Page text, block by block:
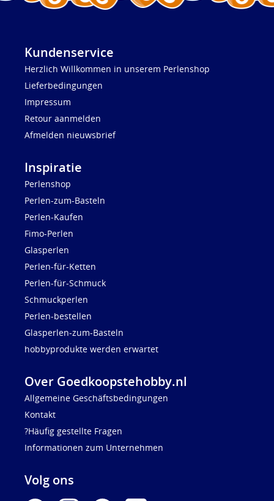
Kundenservice
Herzlich Willkommen in unserem Perlenshop
Lieferbedingungen
Impressum
Retour aanmelden
Afmelden nieuwsbrief
Inspiratie
Perlenshop
Perlen-zum-Basteln
Perlen-Kaufen
Fimo-Perlen
Glasperlen
Perlen-für-Ketten
Perlen-für-Schmuck
Schmuckperlen
Perlen-bestellen
Glasperlen-zum-Basteln
hobbyprodukte werden erwartet
Over Goedkoopstehobby.nl
Allgemeine Geschäftsbedingungen
Kontakt
?Häufig gestellte Fragen
Informationen zum Unternehmen
Volg ons